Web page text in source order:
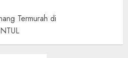
Termurah di